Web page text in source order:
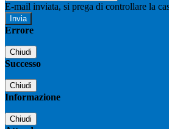
E-mail inviata, si prega di controllare la
Errore
Chiudi
Successo
Chiudi
Informazione
Chiudi